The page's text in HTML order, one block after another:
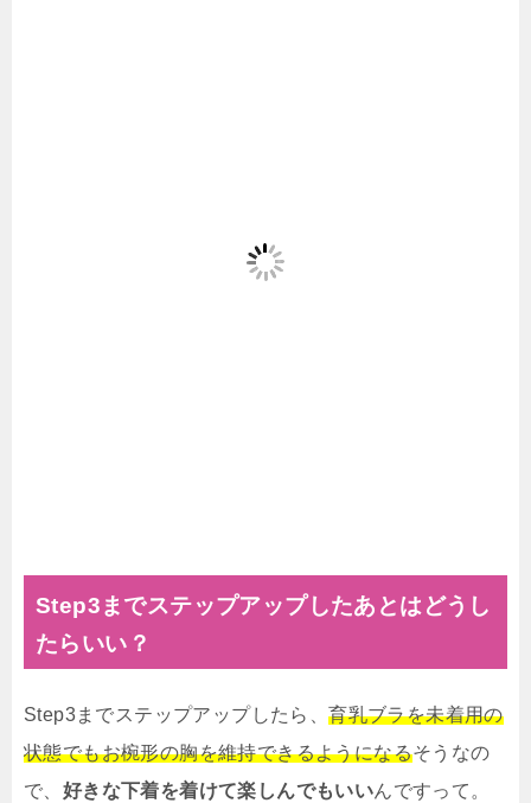
Step3までステップアップしたあとはどうし
たらいい？
Step3までステップアップしたら、育乳ブラを未着用の
状態でもお椀形の胸を維持できるようになるそうなの
で、 好きな下着を着けて楽しんでもいいんですって。